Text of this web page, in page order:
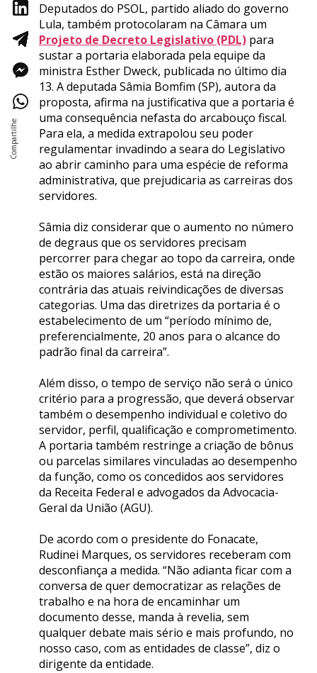
Deputados do PSOL, partido aliado do governo
Lula, também protocolaram na Câmara um
Projeto de Decreto Legislativo (PDL) para
sustar a portaria elaborada pela equipe da
ministra Esther Dweck, publicada no último dia
13. A deputada Sâmia Bomfim (SP), autora da
proposta, afirma na justificativa que a portaria é
uma consequência nefasta do arcabouço fiscal.
Para ela, a medida extrapolou seu poder
regulamentar invadindo a seara do Legislativo
ao abrir caminho para uma espécie de reforma
administrativa, que prejudicaria as carreiras dos
servidores.
Sâmia diz considerar que o aumento no número
de degraus que os servidores precisam
percorrer para chegar ao topo da carreira, onde
estão os maiores salários, está na direção
contrária das atuais reivindicações de diversas
categorias. Uma das diretrizes da portaria é o
estabelecimento de um “período mínimo de,
preferencialmente, 20 anos para o alcance do
padrão final da carreira”.
Além disso, o tempo de serviço não será o único
critério para a progressão, que deverá observar
também o desempenho individual e coletivo do
servidor, perfil, qualificação e comprometimento.
A portaria também restringe a criação de bônus
ou parcelas similares vinculadas ao desempenho
da função, como os concedidos aos servidores
da Receita Federal e advogados da Advocacia-
Geral da União (AGU).
De acordo com o presidente do Fonacate,
Rudinei Marques, os servidores receberam com
desconfiança a medida. “Não adianta ficar com a
conversa de quer democratizar as relações de
trabalho e na hora de encaminhar um
documento desse, manda à revelia, sem
qualquer debate mais sério e mais profundo, no
nosso caso, com as entidades de classe”, diz o
dirigente da entidade.